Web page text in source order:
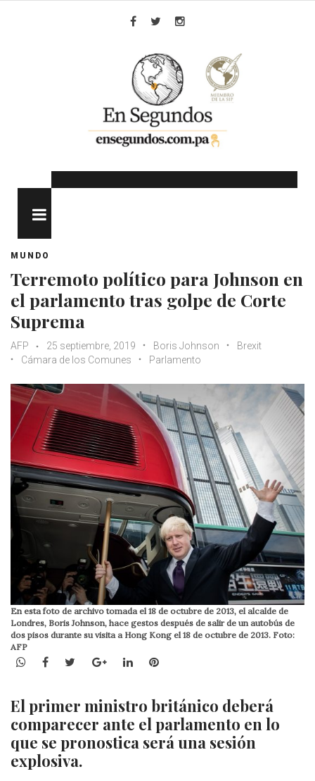
MUNDO
Terremoto político para Johnson en
el parlamento tras golpe de Corte
Suprema
AFP 25 septiembre, 2019 Boris Johnson
Brexit
Cámara de los Comunes
Parlamento
En esta foto de archivo tomada el 18 de octubre de 2013, el alcalde de
Londres, Boris Johnson, hace gestos después de salir de un autobús de
dos pisos durante su visita a Hong Kong el 18 de octubre de 2013. Foto:
AFP
WhatsApp
Facebook
TwitterGoogle+LinkedInPinterest
El primer ministro británico deberá
comparecer ante el parlamento en lo
que se pronostica será una sesión
explosiva.